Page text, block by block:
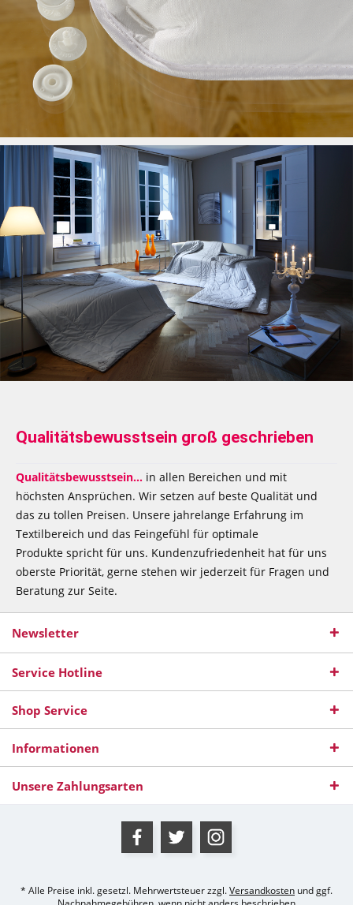
Qualitätsbewusstsein groß geschrieben
Qualitätsbewusstsein... in allen Bereichen und mit
höchsten Ansprüchen. Wir setzen auf beste Qualität und
das zu tollen Preisen. Unsere jahrelange Erfahrung im
Textilbereich und das Feingefühl für optimale
Produkte spricht für uns. Kundenzufriedenheit hat für uns
oberste Priorität, gerne stehen wir jederzeit für Fragen und
Beratung zur Seite.
Newsletter
Service Hotline
Shop Service
Informationen
Unsere Zahlungsarten
* Alle Preise inkl. gesetzl. Mehrwertsteuer zzgl.Versandkosten und ggf.